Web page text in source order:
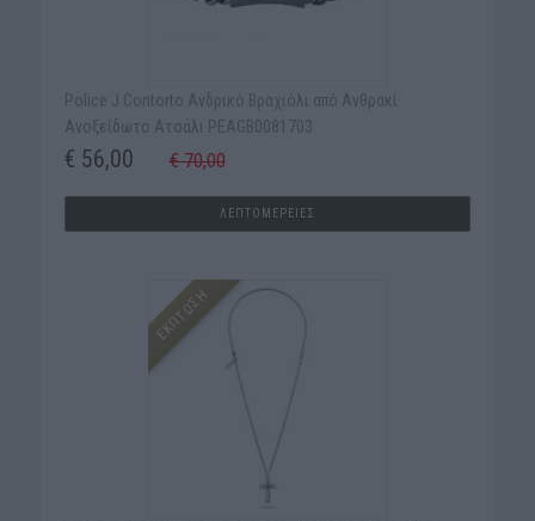
Police J Contorto Ανδρικό Βραχιόλι από Ανθρακί
Ανοξείδωτο Ατσάλι PEAGB0081703
€ 56,00 € 70,00
ΛΕΠΤΟΜΕΡΕΙΕΣ
ΕΚΠΤΩΣΗ